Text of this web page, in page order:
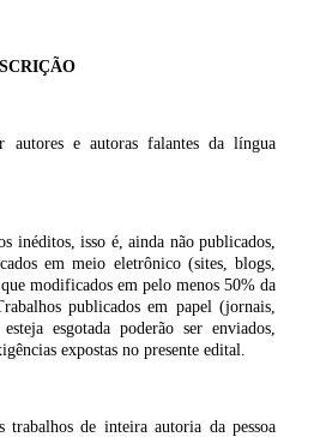
autores e autoras falantes da língua
inéditos, isso é, ainda não publicados,
em meio eletrônico (sites, blogs,
modificados em pelo menos 50% da
publicados em papel (jornais,
esgotada poderão ser enviados,
expostas no presente edital.
trabalhos de inteira autoria da pessoa